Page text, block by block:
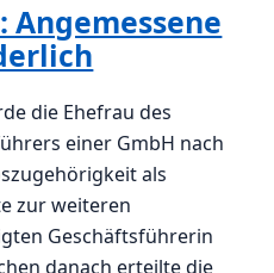
Angemessene
die Ehefrau des
einer GmbH nach
als
zur weiteren
Geschäftsführerin
danach erteilte die